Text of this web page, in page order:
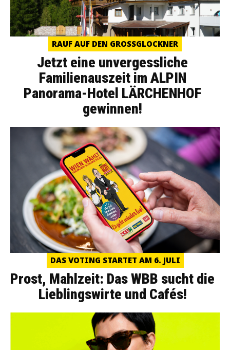
RAUF AUF DEN GROSSGLOCKNER
Jetzt eine unvergessliche
Familienauszeit im ALPIN
Panorama-Hotel LÄRCHENHOF
gewinnen!
DAS VOTING STARTET AM 6. JULI
Prost, Mahlzeit: Das WBB sucht die
Lieblingswirte und Cafés!